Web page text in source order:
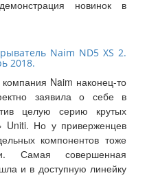
новинок в
Naim ND5 XS 2.
2018.
Naim наконец-то
заявила о себе в
целую серию крутых
Uniti. Но у приверженцев
компонентов тоже
Самая совершенная
и в доступную линейку